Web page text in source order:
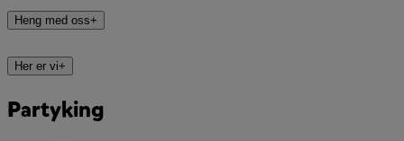
Heng med oss+
Her er vi+
Partyking